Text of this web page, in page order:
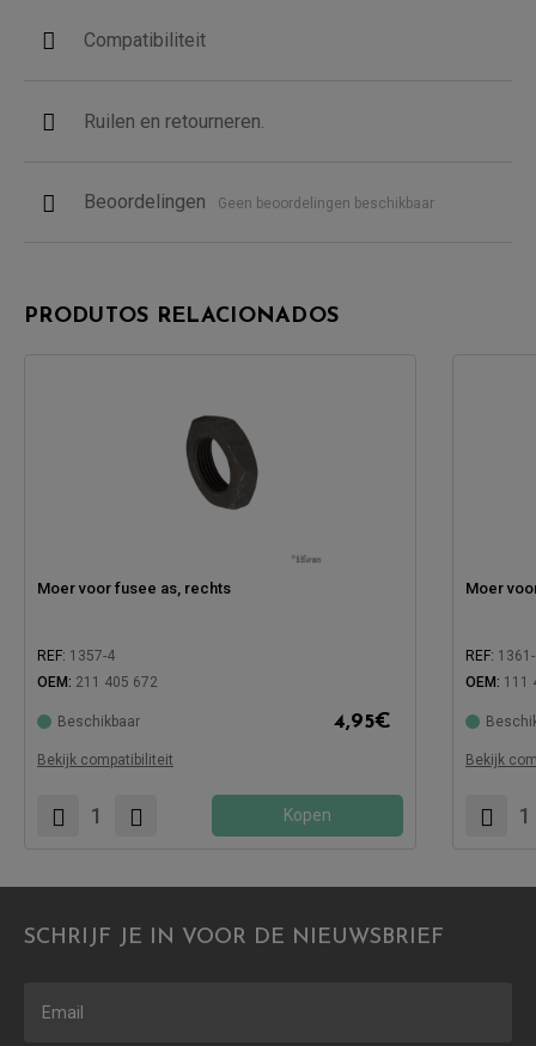
Compatibiliteit
Ruilen en retourneren.
Beoordelingen Geen beoordelingen beschikbaar
PRODUTOS RELACIONADOS
Moer voor fusee as, rechts
REF: 1357-4
OEM: 211 405 672
Beschikbaar 4,95€
Bekijk compatibiliteit
Kopen
Moer
REF:
OEM: 111
Bekijk
SCHRIJF JE IN VOOR DE NIEUWSBRIEF